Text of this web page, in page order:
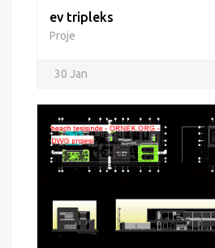
ev tripleks
Proje
30 Jan